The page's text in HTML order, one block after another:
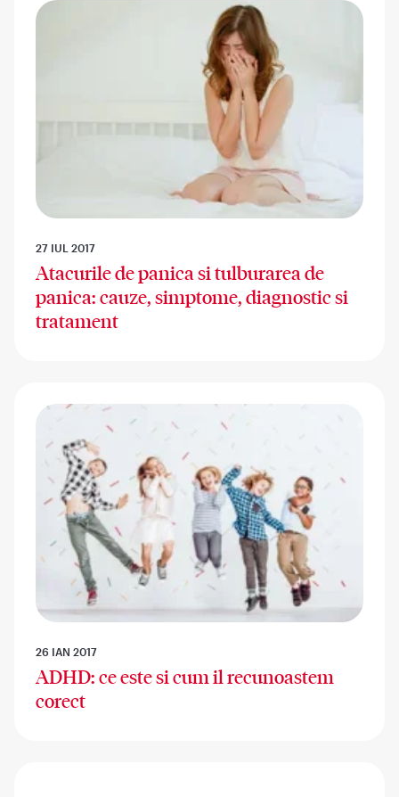
27 IUL 2017
Atacurile de panica si tulburarea de
panica: cauze, simptome, diagnostic si
tratament
26 IAN 2017
ADHD: ce este si cum il recunoastem
corect